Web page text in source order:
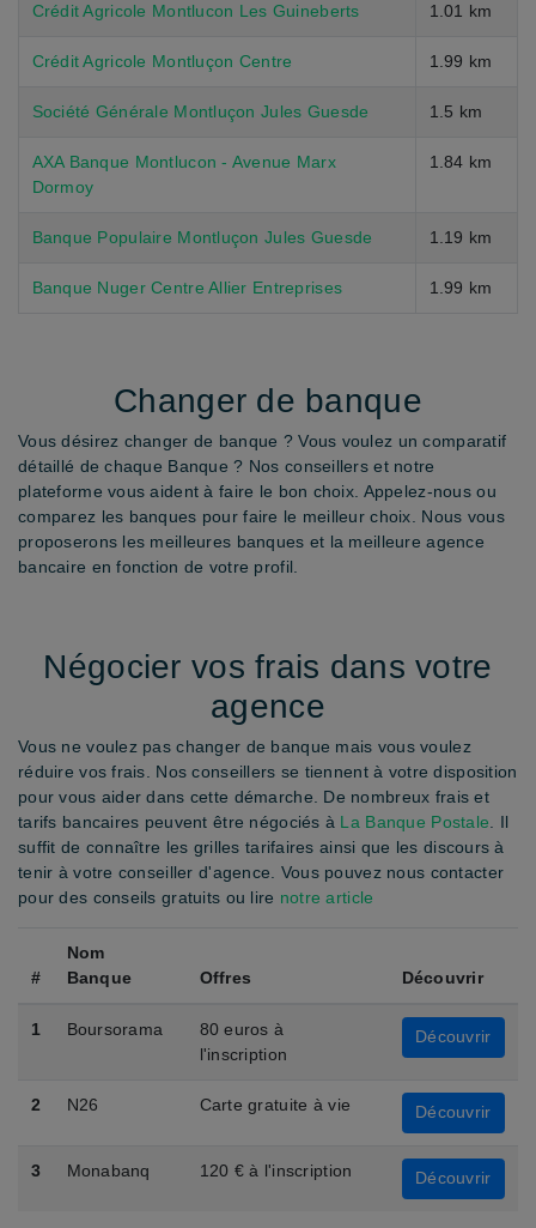
Crédit Agricole Montlucon Les Guineberts 1.01 km
Crédit Agricole Montluçon Centre 1.99 km
Société Générale Montluçon Jules Guesde 1.5 km
AXA Banque Montlucon - Avenue Marx
Dormoy
1.84 km
Banque Populaire Montluçon Jules Guesde 1.19 km
Banque Nuger Centre Allier Entreprises 1.99 km
Changer de banque
Vous désirez changer de banque ? Vous voulez un comparatif
détaillé de chaque Banque ? Nos conseillers et notre
plateforme vous aident à faire le bon choix. Appelez-nous ou
comparez les banques pour faire le meilleur choix. Nous vous
proposerons les meilleures banques et la meilleure agence
bancaire en fonction de votre profil.
Négocier vos frais dans votre
agence
Vous ne voulez pas changer de banque mais vous voulez
réduire vos frais. Nos conseillers se tiennent à votre disposition
pour vous aider dans cette démarche. De nombreux frais et
tarifs bancaires peuvent être négociés à La Banque Postale . Il
suffit de connaître les grilles tarifaires ainsi que les discours à
tenir à votre conseiller d'agence. Vous pouvez nous contacter
pour des conseils gratuits ou lire notre article
#
Nom
Banque
Offres Découvrir
1 Boursorama
80 euros à
l'inscription
Découvrir
2 N26 Carte gratuite à vie Découvrir
3 Monabanq 120 € à l'inscription Découvrir